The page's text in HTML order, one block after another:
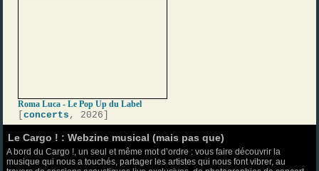
Roma Luca - Le Pop Up du Label
[concerts , 2026]
Le Cargo ! : Webzine musical (mais pas que)
A bord du Cargo !, un seul et même mot d’ordre : vous faire découvrir la
musique qui nous a touchés, partager les artistes qui nous font vibrer, au